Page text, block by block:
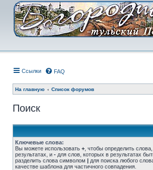
Ссылки FAQ
На главную Список форумов
Поиск
Ключевые слова:
Вы можете использовать + , чтобы определить
результатах, и - для слов, которых в результатах
разделить слова символом | для поиска любого
качестве шаблона для частичного совпадения.